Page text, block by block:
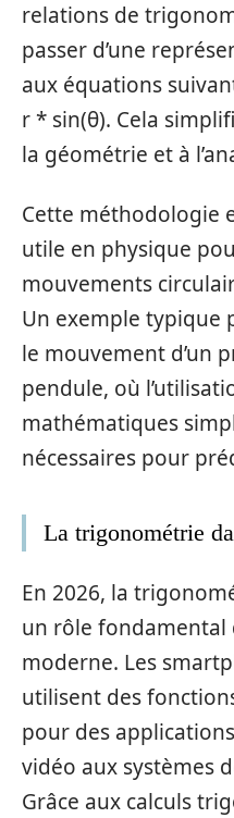
relations de
passer d’une
aux équations
r * sin(θ). Cela
la géométrie et à
Cette méthodologie
utile en physique
mouvements
Un exemple typique
le mouvement d’un
pendule, où
mathématiques
nécessaires pour
La trigonométrie
En 2026, la
un rôle fondamental
moderne. Les
utilisent des
pour des
vidéo aux systèmes
Grâce aux calculs